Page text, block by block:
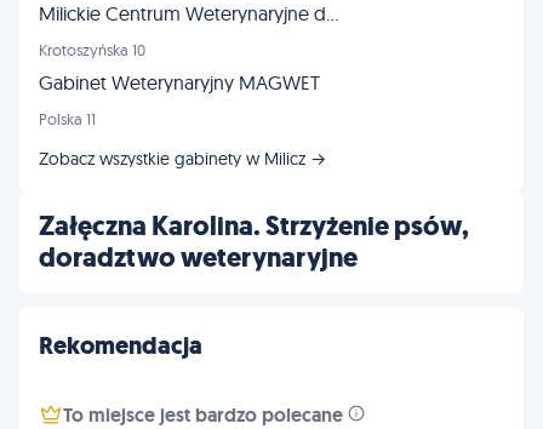
Załęczna Karolina. Strzyżenie psów,
doradztwo weterynaryjne
Milickie Centrum Weterynaryjne dr n. wet. Tomasz Szczypka
Krotoszyńska 10
Gabinet Weterynaryjny MAGWET
Polska 11
Zobacz wszystkie gabinety w Milicz →
Rekomendacja
To miejsce jest bardzo polecane